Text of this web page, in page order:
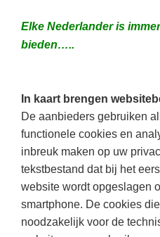
Elke Nederlander is
bieden…..
In kaart brengen
De aanbieders gebruiken
functionele cookies en
inbreuk maken op uw
tekstbestand dat bij het
website wordt opgeslagen
smartphone. De cookies
noodzakelijk voor de